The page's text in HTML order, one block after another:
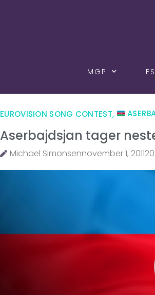
MGP
EUROVISION SONG CONTEST,
Aserbajdsjan tager
Michael Simonsennovember 1, 2011